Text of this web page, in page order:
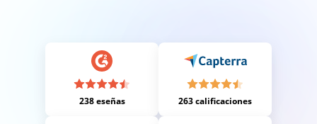
238 eseñas 263 calificaciones